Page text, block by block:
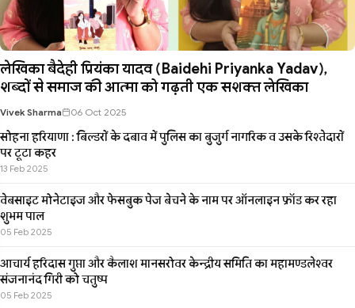
लेखिका बैदेही प्रियंका यादव (Baidehi Priyanka Yadav),
शब्दों से समाज की आत्मा को गढ़ती एक सशक्त लेखिका
Vivek Sharma 06 Oct 2025
सोहना हरियाणा : बिल्डरों के दबाव में पुलिस का बुजुर्ग नागरिक व उसके रिश्तेदारों
पर टूटा कहर
13 Feb 2025
वेबसाइट मोनेटाइज और फेसबुक पेज बेचने के नाम पर ऑनलाइन फ्रॉड कर रहा
शुभम पाल
05 Feb 2025
आचार्य हरिदास गुप्ता और कैलाश मानसरोवर केन्द्रीय समिति का महामण्डलेश्वर
संजनानंद गिरी को चतुष्प
05 Feb 2025